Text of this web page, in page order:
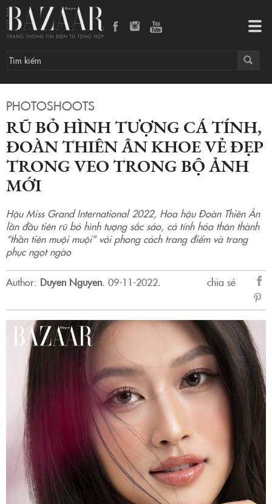
PHOTOSHOOTS
RŨ BỎ HÌNH TƯỢNG CÁ TÍNH,
ĐOÀN THIÊN ÂN KHOE VẺ ĐẸP
TRONG VEO TRONG BỘ ẢNH
MỚI
Hậu Miss Grand International 2022, Hoa hậu Đoàn Thiên Ân
lần đầu tiên rũ bỏ hình tượng sắc sảo, cá tính hóa thân thành
“thần tiên muội muội” với phong cách trang điểm và trang
phục ngọt ngào
Author: Duyen Nguyen. 09-11-2022.
chia sẻ
sẻ